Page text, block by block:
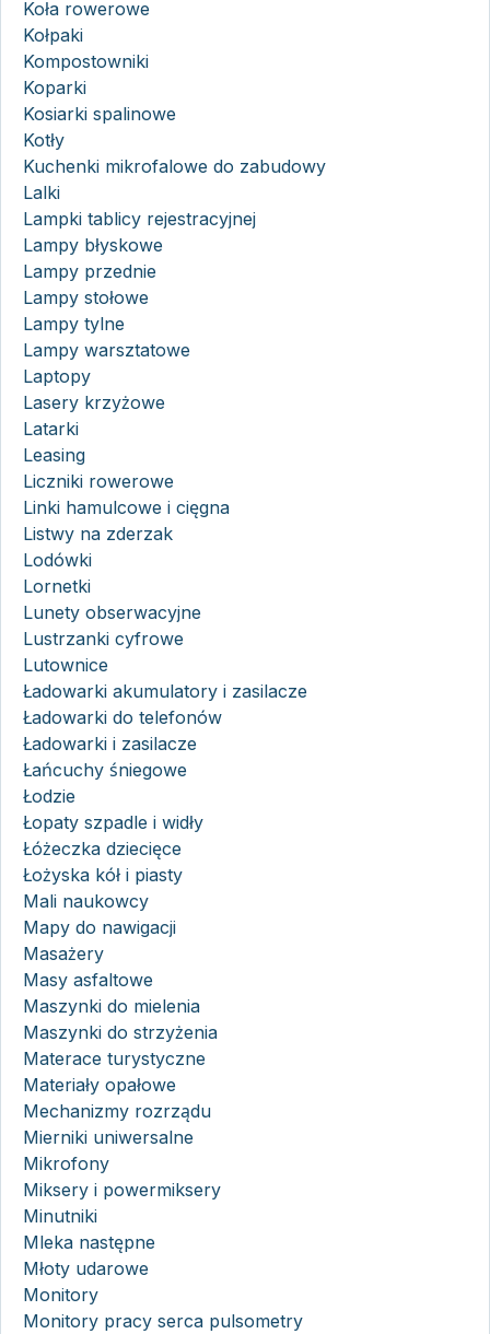
Koła rowerowe
Kołpaki
Kompostowniki
Koparki
Kosiarki spalinowe
Kotły
Kuchenki mikrofalowe do zabudowy
Lalki
Lampki tablicy rejestracyjnej
Lampy błyskowe
Lampy przednie
Lampy stołowe
Lampy tylne
Lampy warsztatowe
Laptopy
Lasery krzyżowe
Latarki
Leasing
Liczniki rowerowe
Linki hamulcowe i cięgna
Listwy na zderzak
Lodówki
Lornetki
Lunety obserwacyjne
Lustrzanki cyfrowe
Lutownice
Ładowarki akumulatory i zasilacze
Ładowarki do telefonów
Ładowarki i zasilacze
Łańcuchy śniegowe
Łodzie
Łopaty szpadle i widły
Łóżeczka dziecięce
Łożyska kół i piasty
Mali naukowcy
Mapy do nawigacji
Masażery
Masy asfaltowe
Maszynki do mielenia
Maszynki do strzyżenia
Materace turystyczne
Materiały opałowe
Mechanizmy rozrządu
Mierniki uniwersalne
Mikrofony
Miksery i powermiksery
Minutniki
Mleka następne
Młoty udarowe
Monitory
Monitory pracy serca pulsometry